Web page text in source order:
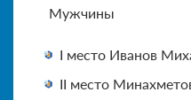
Мужчины
I место Иванов
II место